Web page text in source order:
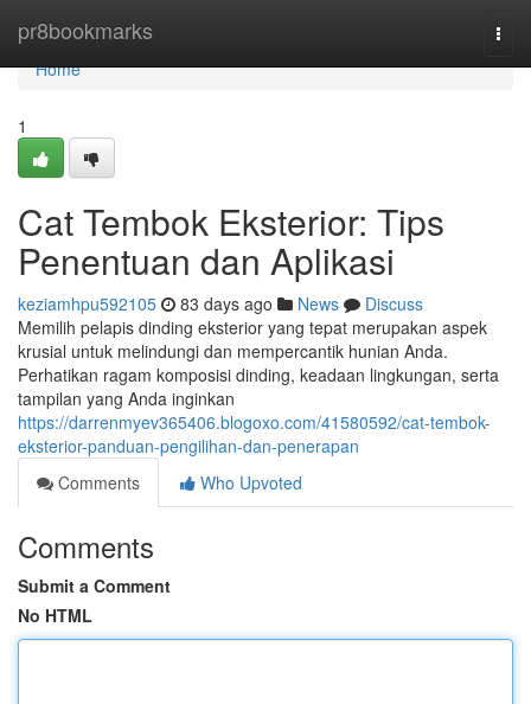
pr8bookmarks
Home
Home
1
Cat Tembok Eksterior: Tips
Penentuan dan Aplikasi
keziamhpu592105 83 days ago News
Discuss
Memilih pelapis dinding eksterior yang tepat merupakan aspek
krusial untuk melindungi dan mempercantik hunian Anda.
Perhatikan ragam komposisi dinding, keadaan lingkungan, serta
tampilan yang Anda inginkan
https://darrenmyev365406.blogoxo.com/41580592/cat-tembok-
eksterior-panduan-pengilihan-dan-penerapan
Comments
Who Upvoted
Comments
Submit a Comment
No HTML